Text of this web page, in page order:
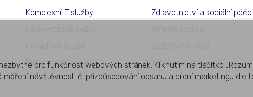
pro funkčnost webových stránek. Kliknutím na tlačítko
návštěvnosti či přizpůsobování obsahu a cílení marketingu dle
Komplexní IT služby
Referenční zákazníci
Zdravotnictví a sociální péče
Média a komunikace